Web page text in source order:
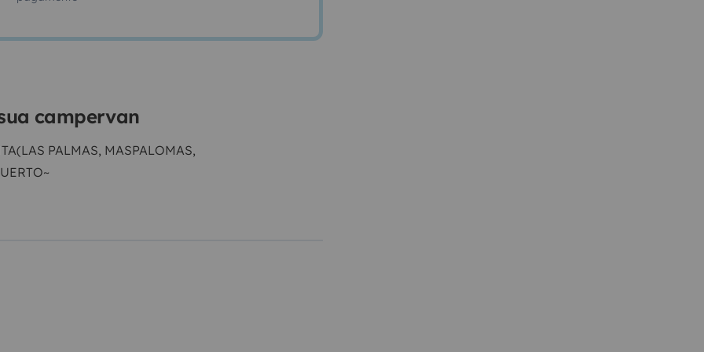
campervan
PALMAS, MASPALOMAS,